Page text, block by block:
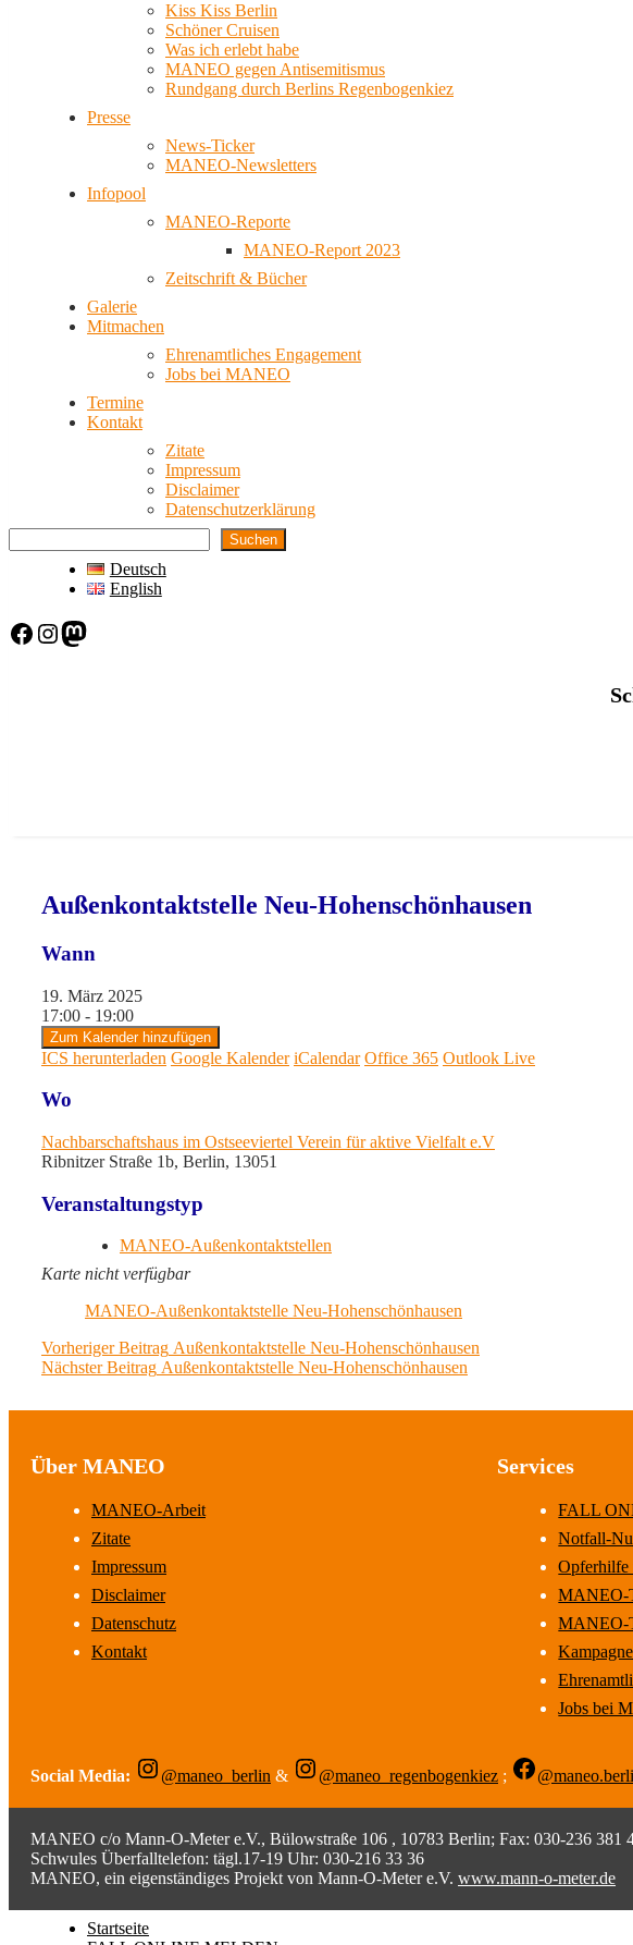
Kiss Kiss Berlin
Schöner Cruisen
Was ich erlebt habe
MANEO gegen Antisemitismus
Rundgang durch Berlins Regenbogenkiez
Presse
News-Ticker
MANEO-Newsletters
Infopool
MANEO-Reporte
MANEO-Report 2023
Zeitschrift & Bücher
Galerie
Mitmachen
Ehrenamtliches Engagement
Jobs bei MANEO
Termine
Kontakt
Zitate
Impressum
Disclaimer
Datenschutzerklärung
Suchen
Deutsch
English
Facebook Instagram Mastodon
Außenkontaktstelle Neu-Hohenschönhausen
Wann
19. März 2025
17:00 - 19:00
Zum Kalender hinzufügen
ICS herunterladen Google Kalender iCalendar Office 365 Outlook Live
Wo
Nachbarschaftshaus im Ostseeviertel Verein für aktive Vielfalt e.V
Ribnitzer Straße 1b, Berlin, 13051
Veranstaltungstyp
MANEO-Außenkontaktstellen
Karte nicht verfügbar
MANEO-Außenkontaktstelle Neu-Hohenschönhausen
Beitragsnavigation
Vorheriger Beitrag Previous
post:
Außenkontaktstelle Neu-Hohenschönhausen
Nächster Beitrag Next
Außenkontaktstelle Neu-Hohenschönhausen
Über MANEO
MANEO-Arbeit
Zitate
Impressum
Disclaimer
Datenschutz
Kontakt
Services
FALL
Notfall-
Opferhilfe
MANEO-
MANEO-
Jobs bei
Social Media: @maneo_berlin & @maneo_regenbogenkiez ;
MANEO c/o Mann-O-Meter e.V., Bülowstraße 106 , 10783 Berlin; Fax: 030-236 381
Schwules Überfalltelefon: tägl.17-19 Uhr: 030-216 33 36
MANEO, ein eigenständiges Projekt von Mann-O-Meter e.V. www.mann-o-meter.de
Startseite